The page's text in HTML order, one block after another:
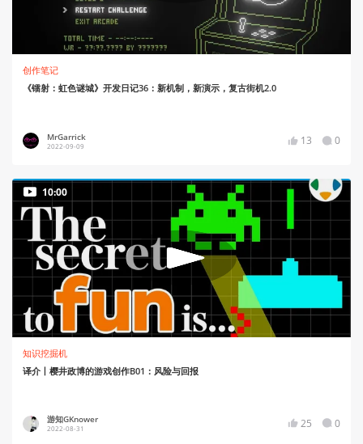
创作笔记
《镭射：虹色谜城》开发日记36：新机制，新演示，复古街机2.0
MrGarrick
2022-09-09 13 0
10:00
知识挖掘机
译介丨樱井政博的游戏创作B01：风险与回报
游知GKnower
2022-08-31 25 0